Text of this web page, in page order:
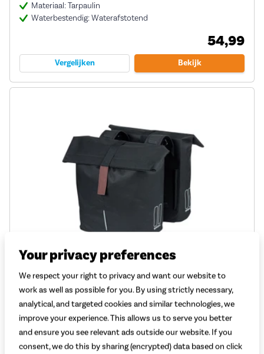
Materiaal: Tarpaulin
Waterbestendig: Waterafstotend
54,99
Vergelijken Bekijk
Basil Dubbele Fietstas City
(1)
Inhoud: 32
Materiaal: Polyester
Waterbestendig: Waterafstotend
Your privacy preferences
We respect your right to privacy and want our website to
work as well as possible for you. By using strictly necessary,
analytical, and targeted cookies and similar technologies, we
improve your experience. This allows us to serve you better
and ensure you see relevant ads outside our website. If you
consent, we do this by sharing (encrypted) data based on click